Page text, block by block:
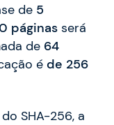
de 5
páginas será
de 64
é de 256
SHA-256, a